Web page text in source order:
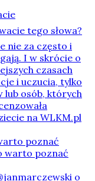
poznać
o